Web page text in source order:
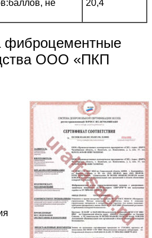
не
20,4
фиброцементные
ООО «ПКП